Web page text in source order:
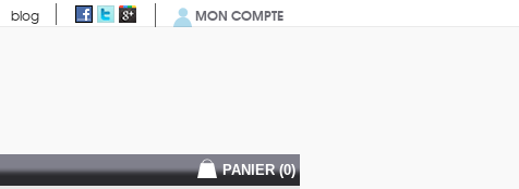
blog MON COMPTE
PANIER (0)